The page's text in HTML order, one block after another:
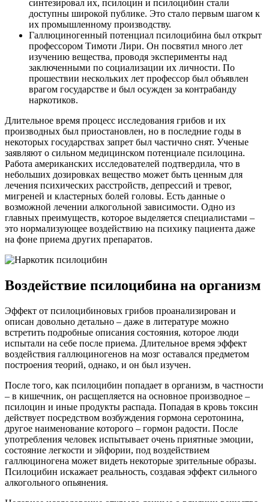
синтезировал их, псилоцин и псилоцибин стали
доступны широкой публике. Это стало первым шагом к
их промышленному производству.
Галлюциногенный потенциал псилоцибина был открыт
профессором Тимоти Лири. Он посвятил много лет
изучению вещества, проводя эксперименты над
заключенными по социализации их личности. По
прошествии нескольких лет профессор был объявлен
врагом государстве и был осужден за контрабанду
наркотиков.
Длительное время процесс исследования грибов и их
производных был приостановлен, но в последние годы в
некоторых государствах запрет был частично снят. Ученые
заявляют о сильном медицинском потенциале псилоцина.
Работа американских исследователей подтвердила, что в
небольших дозировках вещество может быть ценным для
лечения психических расстройств, депрессий и тревог,
мигреней и кластерных болей головы. Есть данные о
возможной лечении алкогольной зависимости. Одно из
главных преимуществ, которое выделяется специалистами –
это нормализующее воздействию на психику пациента даже
на фоне приема других препаратов.
Воздействие псилоцибина на организм
Эффект от псилоцибиновых грибов проанализирован и
описан довольно детально – даже в литературе можно
встретить подробные описания состояния, которое люди
испытали на себе после приема. Длительное время эффект
воздействия галлюциногенов на мозг оставался предметом
построения теорий, однако, и он был изучен.
После того, как псилоцибин попадает в организм, в частности
– в кишечник, он расщепляется на основное производное –
псилоцин и иные продукты распада. Попадая в кровь токсин
действует посредством возбуждения гормона серотонина,
другое наименование которого – гормон радости. После
употребления человек испытывает очень приятные эмоции,
состояние легкости и эйфории, под воздействием
галлюциногена может видеть некоторые зрительные образы.
Псилоцибин искажает реальность, создавая эффект сильного
алкогольного опьянения.